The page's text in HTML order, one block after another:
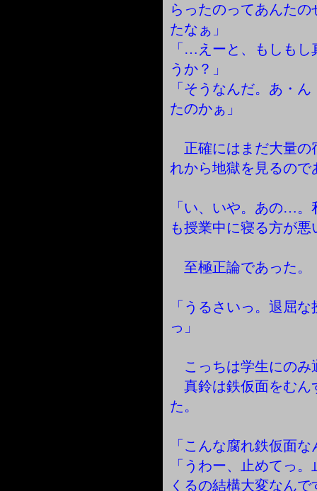
らったのってあんた
たなぁ」
「…えーと、もしも
うか？」
「そうなんだ。あ・
たのかぁ」
正確にはまだ大量の
れから地獄を見るので
「い、いや。あの…
も授業中に寝る方が
至極正論であった。
「うるさいっ。退屈
っ」
こっちは学生にのみ
真鈴は鉄仮面をむん
た。
「こんな腐れ鉄仮面
「うわー、止めてっ
くるの結構大変なんで